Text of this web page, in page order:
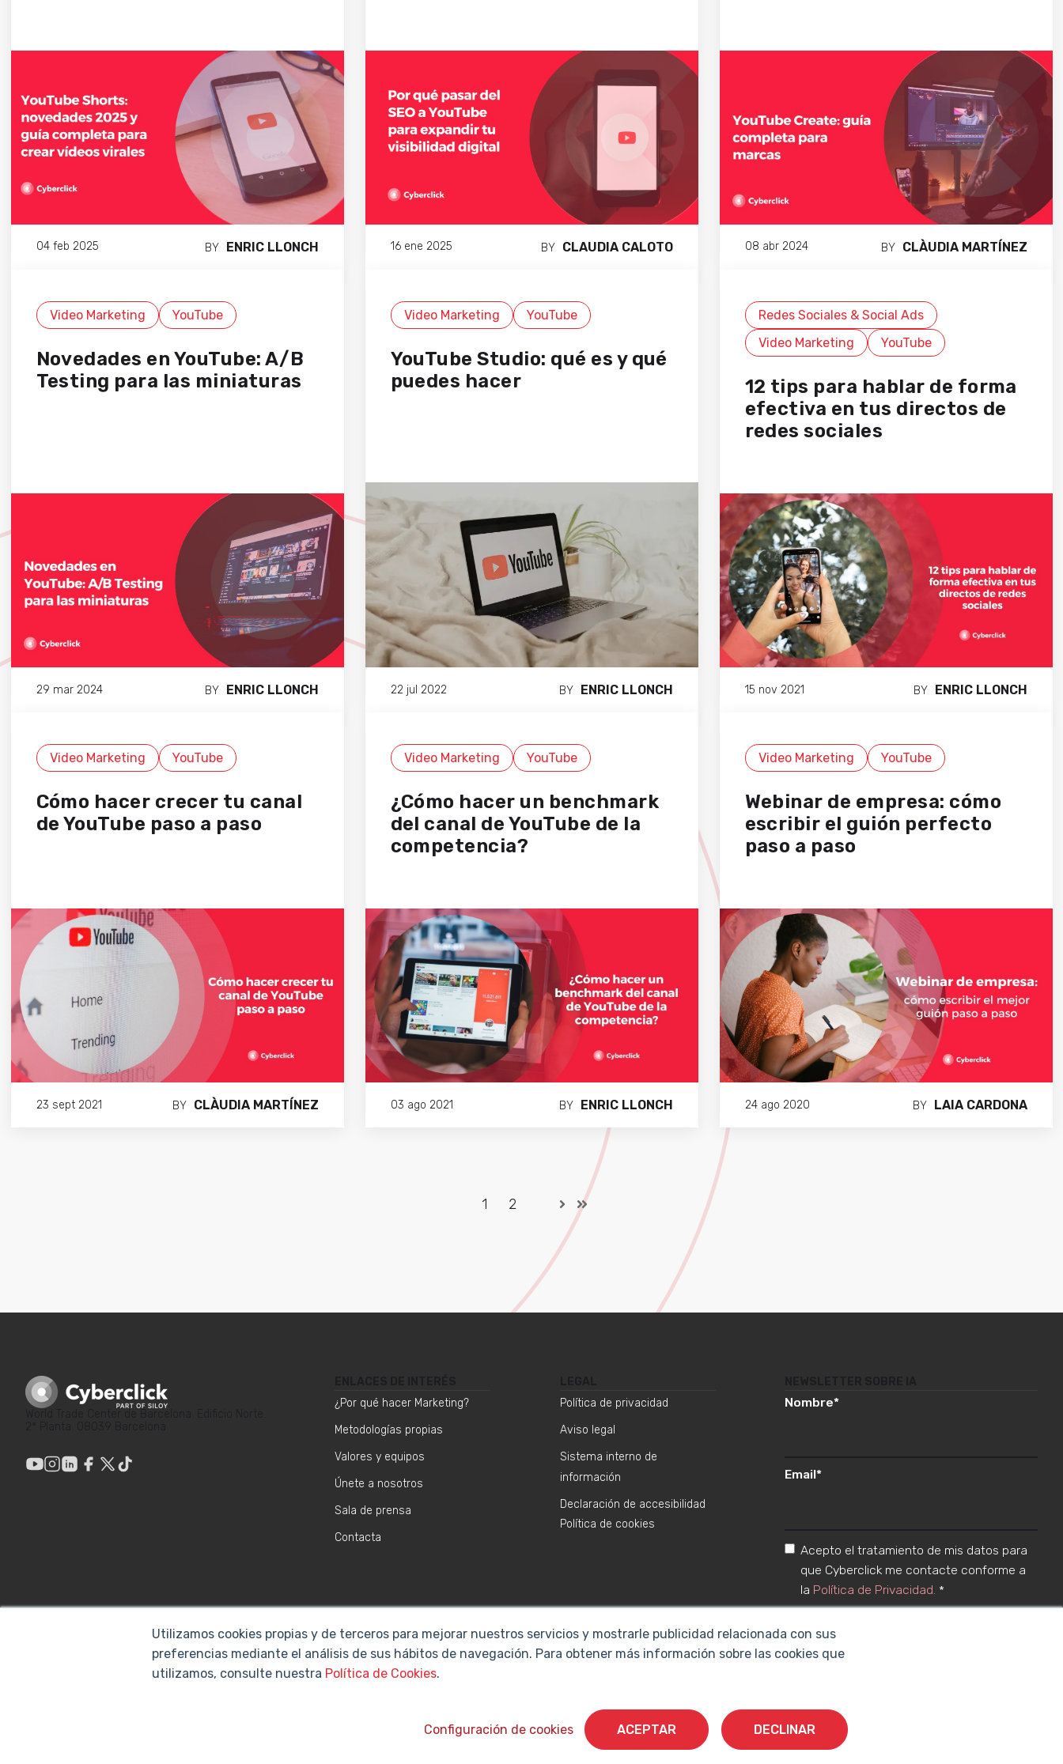
Utilizamos cookies propias y de terceros para mejorar nuestros servicios y mostrarle publicidad relacionada con sus
preferencias mediante el análisis de sus hábitos de navegación. Para obtener más información sobre las cookies que
utilizamos, consulte nuestra Política de Cookies.
Configuración de cookies ACEPTAR DECLINAR
04 feb 2025 BY ENRIC LLONCH 16 ene 2025 BY CLAUDIA CALOTO 08 abr 2024 BY CLÀUDIA MARTÍNEZ
Video Marketing YouTube
Novedades en YouTube: A/B
Testing para las miniaturas
29 mar 2024 BY ENRIC LLONCH
Video Marketing YouTube
YouTube Studio: qué es y qué
puedes hacer
22 jul 2022 BY ENRIC LLONCH
Redes Sociales & Social Ads
Video Marketing
YouTube
12 tips para hablar de forma
efectiva en tus directos de
redes sociales
15 nov 2021 BY ENRIC LLONCH
Video Marketing YouTube
Cómo hacer crecer tu canal
de YouTube paso a paso
23 sept 2021 BY CLÀUDIA MARTÍNEZ
Video Marketing YouTube
¿Cómo hacer un benchmark
del canal de YouTube de la
competencia?
03 ago 2021 BY ENRIC LLONCH
Video Marketing YouTube
Webinar de empresa: cómo
escribir el guión perfecto
paso a paso
24 ago 2020 BY LAIA CARDONA
1 2
¿Por qué hacer Marketing?
Metodologías propias
Valores y equipos
Únete a nosotros
Sala de prensa
Contacta
Política de privacidad
Aviso legal
Sistema interno de
información
Declaración de accesibilidad
Política de cookies
Nombre*
Email*
Acepto el tratamiento de mis datos para
que Cyberclick me contacte conforme a
la Política de Privacidad. *
Cyberclick @ 2026. Todos los derechos reservados